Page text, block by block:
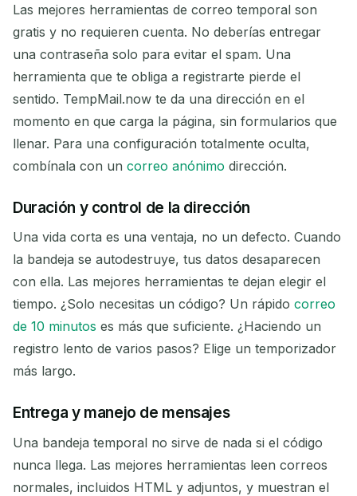
Las mejores herramientas de correo temporal son
gratis y no requieren cuenta. No deberías entregar
una contraseña solo para evitar el spam. Una
herramienta que te obliga a registrarte pierde el
sentido. TempMail.now te da una dirección en el
momento en que carga la página, sin formularios que
llenar. Para una configuración totalmente oculta,
combínala con un correo anónimo dirección.
Duración y control de la dirección
Una vida corta es una ventaja, no un defecto. Cuando
la bandeja se autodestruye, tus datos desaparecen
con ella. Las mejores herramientas te dejan elegir el
tiempo. ¿Solo necesitas un código? Un rápido correo
de 10 minutos es más que suficiente. ¿Haciendo un
registro lento de varios pasos? Elige un temporizador
más largo.
Entrega y manejo de mensajes
Una bandeja temporal no sirve de nada si el código
nunca llega. Las mejores herramientas leen correos
normales, incluidos HTML y adjuntos, y muestran el